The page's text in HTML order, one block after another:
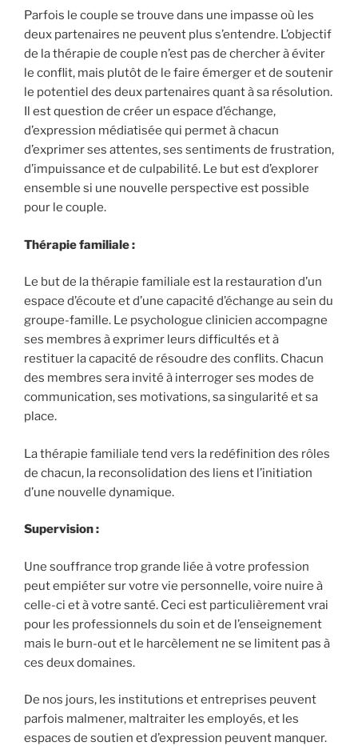
Parfois le couple se trouve dans une impasse où les
deux partenaires ne peuvent plus s’entendre. L’objectif
de la thérapie de couple n’est pas de chercher à éviter
le conflit, mais plutôt de le faire émerger et de soutenir
le potentiel des deux partenaires quant à sa résolution.
Il est question de créer un espace d’échange,
d’expression médiatisée qui permet à chacun
d’exprimer ses attentes, ses sentiments de frustration,
d’impuissance et de culpabilité. Le but est d’explorer
ensemble si une nouvelle perspective est possible
pour le couple.
Thérapie familiale :
Le but de la thérapie familiale est la restauration d’un
espace d’écoute et d’une capacité d’échange au sein du
groupe-famille. Le psychologue clinicien accompagne
ses membres à exprimer leurs difficultés et à
restituer la capacité de résoudre des conflits. Chacun
des membres sera invité à interroger ses modes de
communication, ses motivations, sa singularité et sa
place.
La thérapie familiale tend vers la redéfinition des rôles
de chacun, la reconsolidation des liens et l’initiation
d’une nouvelle dynamique.
Supervision :
Une souffrance trop grande liée à votre profession
peut empiéter sur votre vie personnelle, voire nuire à
celle-ci et à votre santé. Ceci est particulièrement vrai
pour les professionnels du soin et de l’enseignement
mais le burn-out et le harcèlement ne se limitent pas à
ces deux domaines.
De nos jours, les institutions et entreprises peuvent
parfois malmener, maltraiter les employés, et les
espaces de soutien et d’expression peuvent manquer.